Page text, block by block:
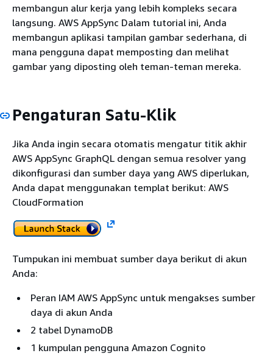
membangun alur kerja yang lebih kompleks secara
langsung. AWS AppSync Dalam tutorial ini, Anda
membangun aplikasi tampilan gambar sederhana, di
mana pengguna dapat memposting dan melihat
gambar yang diposting oleh teman-teman mereka.
Pengaturan Satu-Klik
Jika Anda ingin secara otomatis mengatur titik akhir
AWS AppSync GraphQL dengan semua resolver yang
dikonfigurasi dan sumber daya yang AWS diperlukan,
Anda dapat menggunakan templat berikut: AWS
CloudFormation
Tumpukan ini membuat sumber daya berikut di akun
Anda:
Peran IAM AWS AppSync untuk mengakses sumber
daya di akun Anda
2 tabel DynamoDB
1 kumpulan pengguna Amazon Cognito